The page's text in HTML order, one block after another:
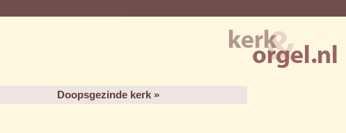
Doopsgezinde kerk »